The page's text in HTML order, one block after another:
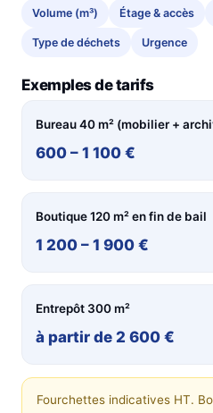
Volume (m³) Étage & accès
Type de déchets Urgence
Exemples de tarifs
Bureau 40 m² (mobilier +
600 – 1 100 €
Boutique 120 m² en fin de bail
1 200 – 1 900 €
Entrepôt 300 m²
à partir de 2 600 €
Fourchettes indicatives HT.